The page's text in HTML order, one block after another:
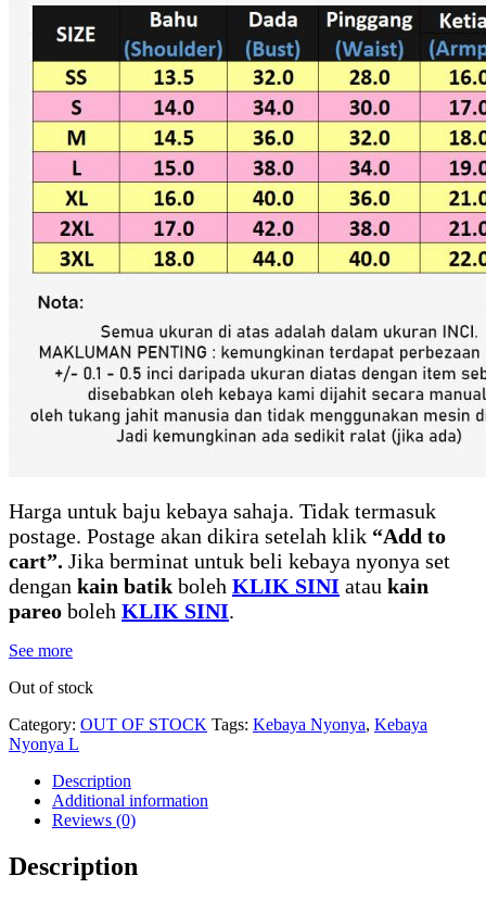
Harga untuk baju kebaya sahaja. Tidak termasuk
postage. Postage akan dikira setelah klik “Add to
cart”. Jika berminat untuk beli kebaya nyonya set
dengan kain batik boleh KLIK SINI atau kain
pareo boleh KLIK SINI.
See more
Out of stock
Category: OUT OF STOCK Tags: Kebaya Nyonya, Kebaya
Nyonya L
Description
Additional information
Reviews (0)
Description